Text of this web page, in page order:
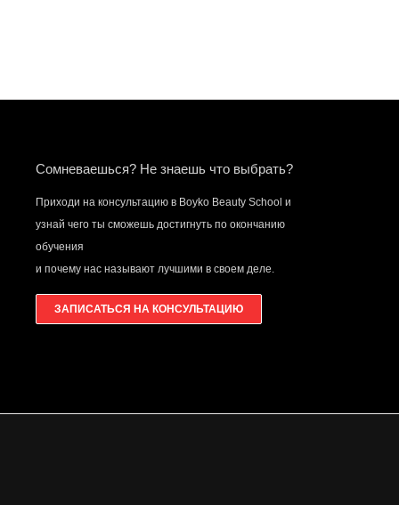
Сомневаешься? Не знаешь что выбрать?
Приходи на консультацию в Boyko Beauty School и
узнай чего ты сможешь достигнуть по окончанию
обучения
и почему нас называют лучшими в своем деле.
ЗАПИСАТЬСЯ НА КОНСУЛЬТАЦИЮ